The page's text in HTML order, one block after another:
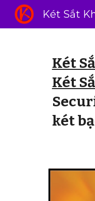
Két Sắt
Két
Két
két